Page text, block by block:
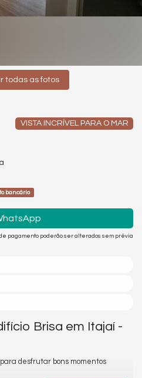
todas as fotos
VISTA INCRÍVEL PARA O MAR
bancário
pagamento poderão ser alterados sem prévia
Brisa em Itajaí -
desfrutar bons momentos